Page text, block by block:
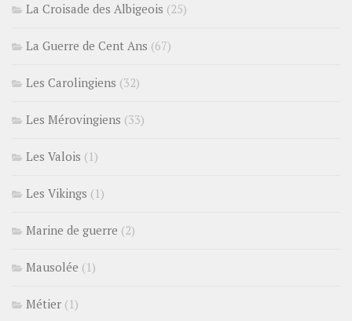
La Croisade des Albigeois (25)
La Guerre de Cent Ans (67)
Les Carolingiens (32)
Les Mérovingiens (33)
Les Valois (1)
Les Vikings (1)
Marine de guerre (2)
Mausolée (1)
Métier (1)